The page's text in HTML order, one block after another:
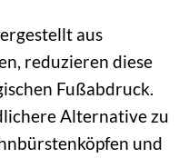
aus
reduzieren diese
Fußabdruck.
Alternative zu
und